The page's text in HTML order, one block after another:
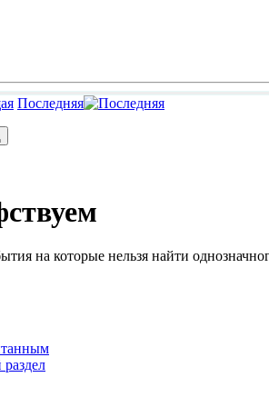
Последняя
на которые нельзя найти